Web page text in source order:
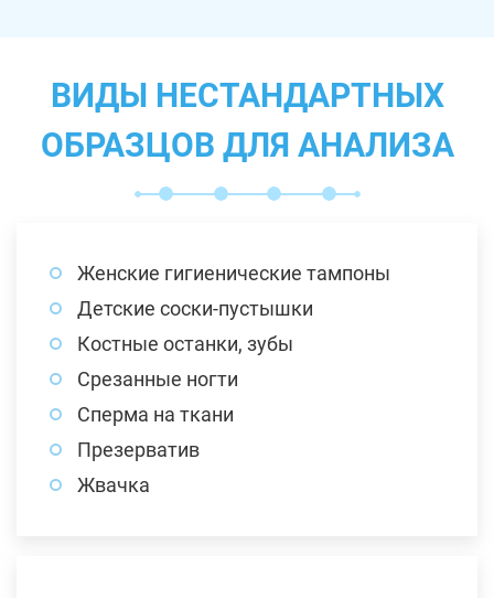
ВИДЫ НЕСТАНДАРТНЫХ
ОБРАЗЦОВ ДЛЯ АНАЛИЗА
Женские гигиенические тампоны
Детские соски-пустышки
Костные останки, зубы
Срезанные ногти
Сперма на ткани
Презерватив
Жвачка